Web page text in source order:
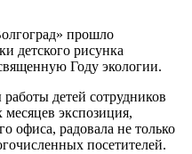
прошло
детского рисунка
Году экологии.
детей сотрудников
экспозиция,
офиса, радовала не только
посетителей.